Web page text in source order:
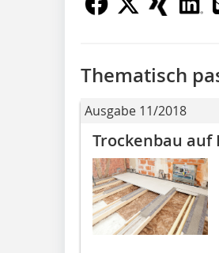
Thematisch
Ausgabe 11/2018
Trockenbau auf